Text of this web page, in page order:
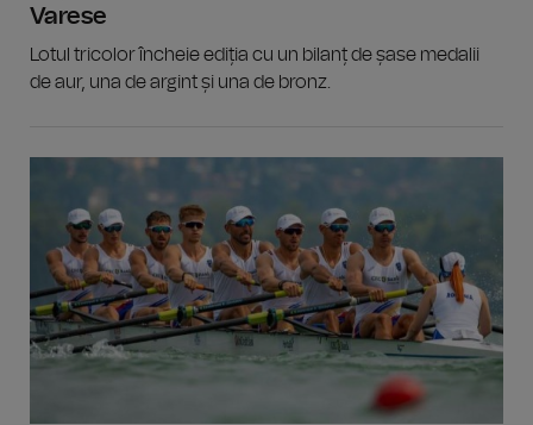
Varese
Lotul tricolor încheie ediția cu un bilanț de șase medalii
de aur, una de argint și una de bronz.